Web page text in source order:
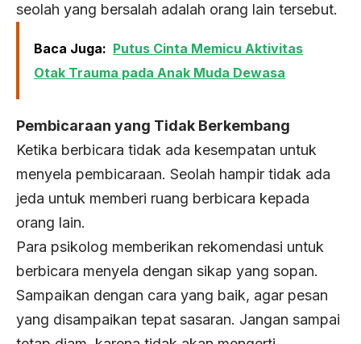
seolah yang bersalah adalah orang lain tersebut.
Baca Juga: Putus Cinta Memicu Aktivitas
Otak Trauma pada Anak Muda Dewasa
Pembicaraan yang Tidak Berkembang
Ketika berbicara tidak ada kesempatan untuk
menyela pembicaraan. Seolah hampir tidak ada
jeda untuk memberi ruang berbicara kepada
orang lain.
Para psikolog memberikan rekomendasi untuk
berbicara menyela dengan sikap yang sopan.
Sampaikan dengan cara yang baik, agar pesan
yang disampaikan tepat sasaran. Jangan sampai